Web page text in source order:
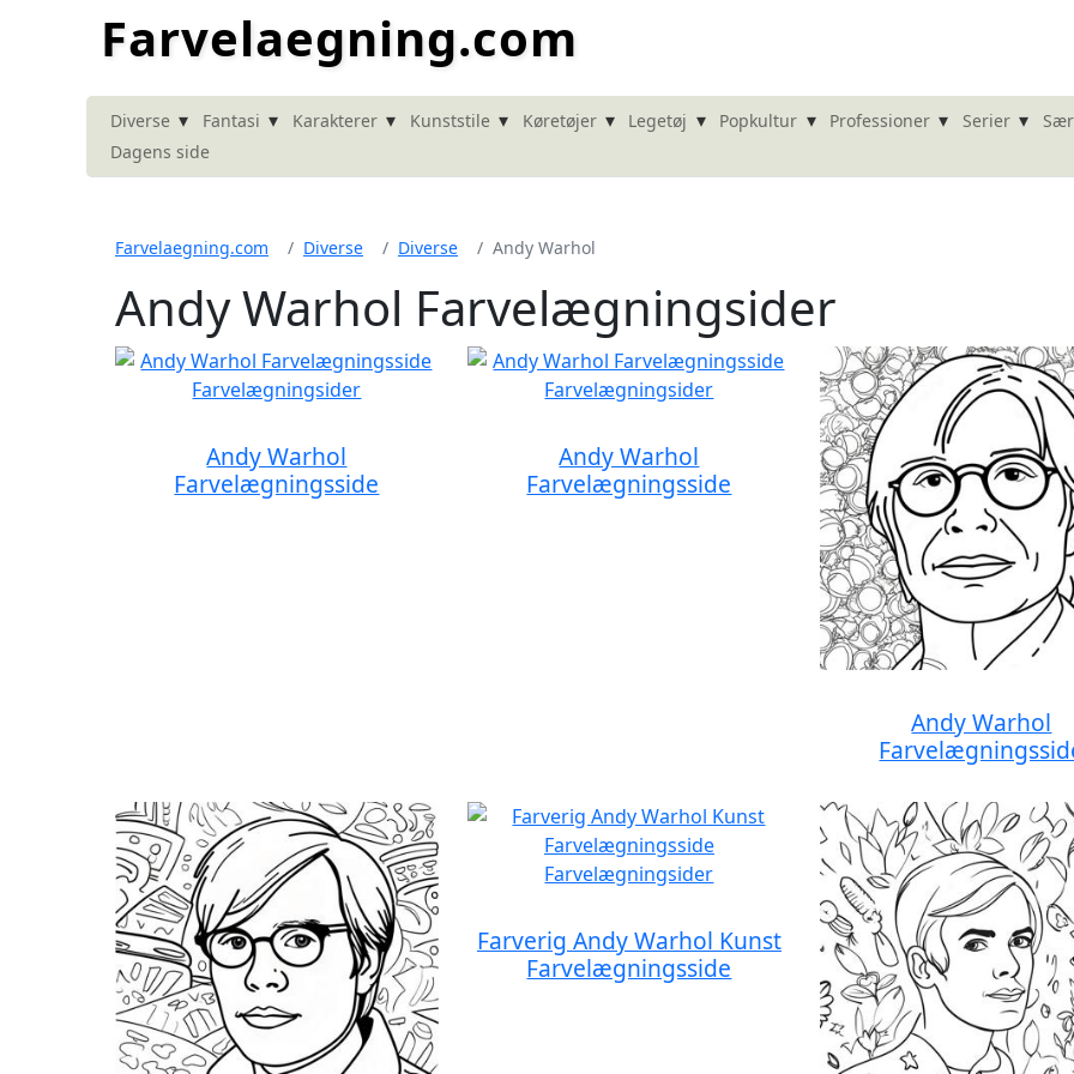
Farvelaegning.com
Diverse ▾ Fantasi ▾ Karakterer ▾ Kunststile ▾ Køretøjer ▾ Legetøj ▾ Popkultur ▾ Professioner ▾ Serier ▾
Dagens side
Farvelaegning.com Diverse Diverse Andy Warhol
Andy Warhol Farvelægningsider
Andy Warhol
Farvelægningsside
Andy Warhol
Farvelægningsside
Andy Warhol
Farverig Andy Warhol Kunst
Farvelægningsside